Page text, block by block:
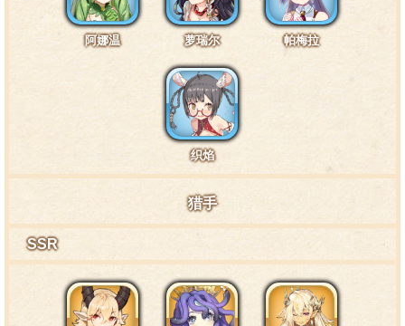
阿娜温 萝瑞尔 帕梅拉
织焰
猎手
SSR